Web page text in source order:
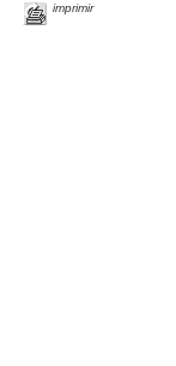
imprimir